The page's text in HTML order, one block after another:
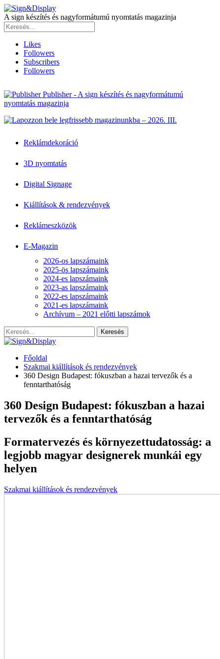
A sign készítés és nagyformátumú nyomtatás magazinja
Likes
Followers
Subscribers
Followers
Publisher - A sign készítés és nagyformátumú
nyomtatás magazinja
Reklámdekoráció
3D nyomtatás
Digital Signage
Kiállítások & rendezvények
Reklámeszközök
E-Magazin
2026-os lapszámaink
2025-ös lapszámaink
2024-es lapszámaink
2023-as lapszámaink
2022-es lapszámaink
2021-es lapszámaink
Archívum – 2021 előtti lapszámok
Főoldal
Szakmai kiállítások és rendezvények
360 Design Budapest: fókuszban a hazai tervezők és a
fenntarthatóság
360 Design Budapest: fókuszban a hazai
tervezők és a fenntarthatóság
Formatervezés és környezettudatosság: a
legjobb magyar designerek munkái egy
helyen
Szakmai kiállítások és rendezvények